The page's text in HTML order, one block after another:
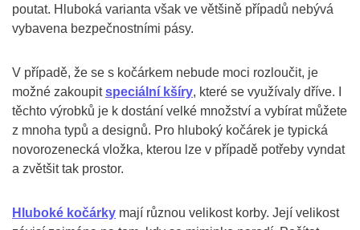
poutat. Hluboká varianta však ve většině případů nebývá
vybavena bezpečnostními pásy.
V případě, že se s kočárkem nebude moci rozloučit, je
možné zakoupitspeciální kšíry, které se využívaly dříve. I
těchto výrobků je k dostání velké množství a vybírat můžete
z mnoha typů a designů. Pro hluboký kočárek je typická
novorozenecká vložka, kterou lze v případě potřeby vyndat
a zvětšit tak prostor.
Hluboké kočárky mají různou velikost korby. Její velikost